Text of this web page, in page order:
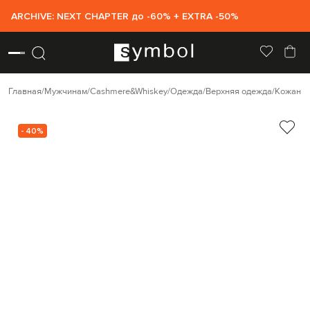
ARCHIVE: NEXT CHAPTER до -60% + EXTRA -50%
Главная Мужчинам Cashmere&Whiskey Одежда Верхняя одежда
- 40%